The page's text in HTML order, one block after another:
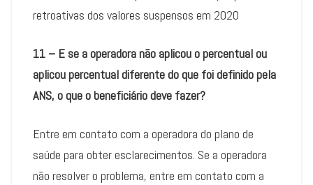
retroativas dos valores suspensos em 2020
11 – E se a operadora não aplicou o percentual ou
aplicou percentual diferente do que foi definido pela
ANS, o que o beneficiário deve fazer?
Entre em contato com a operadora do plano de
saúde para obter esclarecimentos. Se a operadora
não resolver o problema, entre em contato com a